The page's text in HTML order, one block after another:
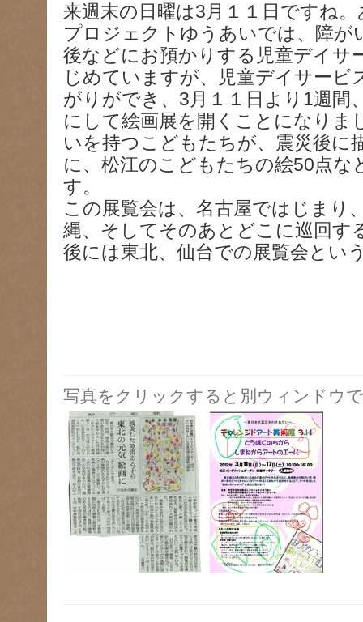
来週末の日曜は3月１１日ですね
プロジェクトゆうあいでは、障が
後などにお預かりする児童デイサ
じめていますが、児童デイサービ
がりができ、3月１１日より1週間
にして絵画展を開くことになりま
いを持つこどもたちが、震災後に
に、松江のこどもたちの絵50点な
す。
この展覧会は、名古屋ではじまり
縄、そしてそのあとどこに巡回す
後には東北、仙台での展覧会とい
写真をクリックすると別ウィンドウ